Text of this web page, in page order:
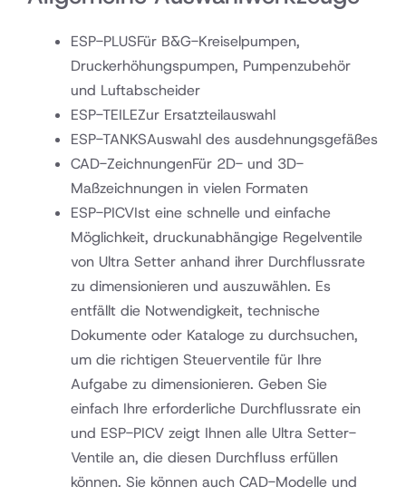
ESP-PLUSFür B&G-Kreiselpumpen,
Druckerhöhungspumpen, Pumpenzubehör
und Luftabscheider
ESP-TEILEZur Ersatzteilauswahl
ESP-TANKSAuswahl des ausdehnungsgefäßes
CAD-ZeichnungenFür 2D- und 3D-
Maßzeichnungen in vielen Formaten
ESP-PICVIst eine schnelle und einfache
Möglichkeit, druckunabhängige Regelventile
von Ultra Setter anhand ihrer Durchflussrate
zu dimensionieren und auszuwählen. Es
entfällt die Notwendigkeit, technische
Dokumente oder Kataloge zu durchsuchen,
um die richtigen Steuerventile für Ihre
Aufgabe zu dimensionieren. Geben Sie
einfach Ihre erforderliche Durchflussrate ein
und ESP-PICV zeigt Ihnen alle Ultra Setter-
Ventile an, die diesen Durchfluss erfüllen
können. Sie können auch CAD-Modelle und